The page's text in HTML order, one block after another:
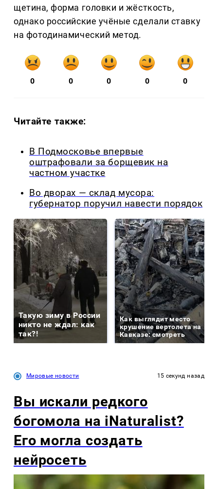
щетина, форма головки и жёсткость,
однако российские учёные сделали ставку
на фотодинамический метод.
0 0 0 0 0
Читайте также:
В Подмосковье впервые
оштрафовали за борщевик на
частном участке
Во дворах — склад мусора:
губернатор поручил навести порядок
Такую зиму в России
никто не ждал: как
так?!
Как выглядит место
крушение вертолета на
Кавказе: смотреть
Мировые новости 15 секунд назад
Вы искали редкого
богомола на iNaturalist?
Его могла создать
нейросеть